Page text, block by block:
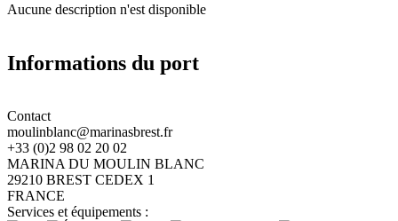
Aucune description n'est disponible
Informations du port
Contact
moulinblanc@marinasbrest.fr
+33 (0)2 98 02 20 02
MARINA DU MOULIN BLANC
29210 BREST CEDEX 1
FRANCE
Services et équipements :